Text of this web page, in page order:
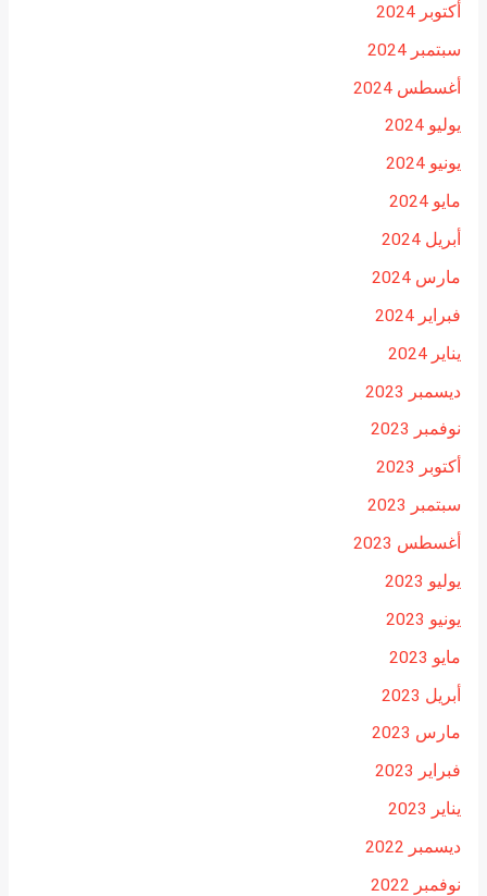
أكتوبر 2024
سبتمبر 2024
أغسطس 2024
يوليو 2024
يونيو 2024
مايو 2024
أبريل 2024
مارس 2024
فبراير 2024
يناير 2024
ديسمبر 2023
نوفمبر 2023
أكتوبر 2023
سبتمبر 2023
أغسطس 2023
يوليو 2023
يونيو 2023
مايو 2023
أبريل 2023
مارس 2023
فبراير 2023
يناير 2023
ديسمبر 2022
نوفمبر 2022